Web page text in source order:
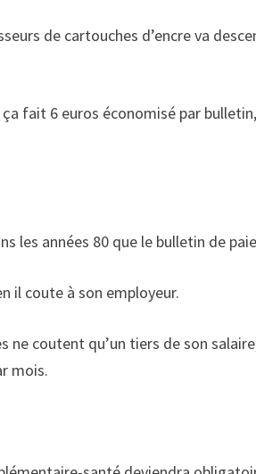
de cartouches d’encre va
fait 6 euros économisé par
les années 80 que le bulletin de
il coute à son employeur.
ne coutent qu’un tiers de son
mois.